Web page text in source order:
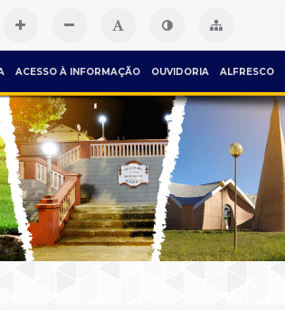
ACESSO À INFORMAÇÃO OUVIDORIA ALFRESCO